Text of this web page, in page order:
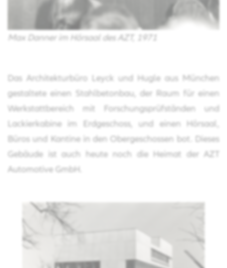
Max Danner im Hörsaal des AZT, 1971
Das Architekturbüro Leyck und Hugle aus München
gestaltete einen Stahlbetonbau, der Raum für einen
Werkstattbereich mit Forschungsprüfständen und
Lackierkabine im Erdgeschoss, und einen Hörsaal,
Büros und Kantine in den Obergeschossen bot. Dieses
Gebäude ist auch heute noch die Heimat der AZT
Automotive GmbH.